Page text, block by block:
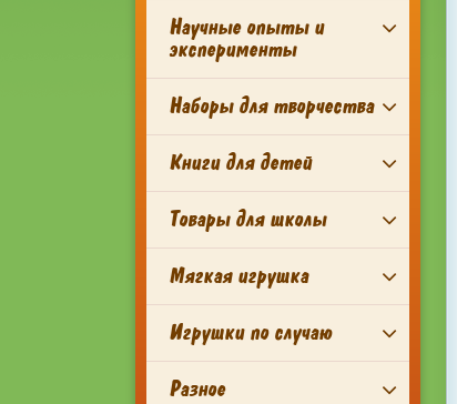
Научные опыты и
эксперименты
Наборы для творчества
Книги для детей
Товары для школы
Мягкая игрушка
Игрушки по случаю
Разное